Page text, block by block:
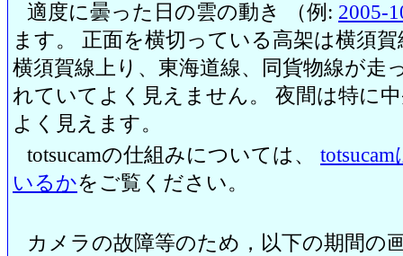
適度に曇った日の雲の動き （例: 2005-
ます。 正面を横切っている高架は横須
横須賀線上り、東海道線、同貨物線が走
れていてよく見えません。 夜間は特に
よく見えます。
totsucamの仕組みについては、
いるかをご覧ください。
カメラの故障等のため，以下の期間の